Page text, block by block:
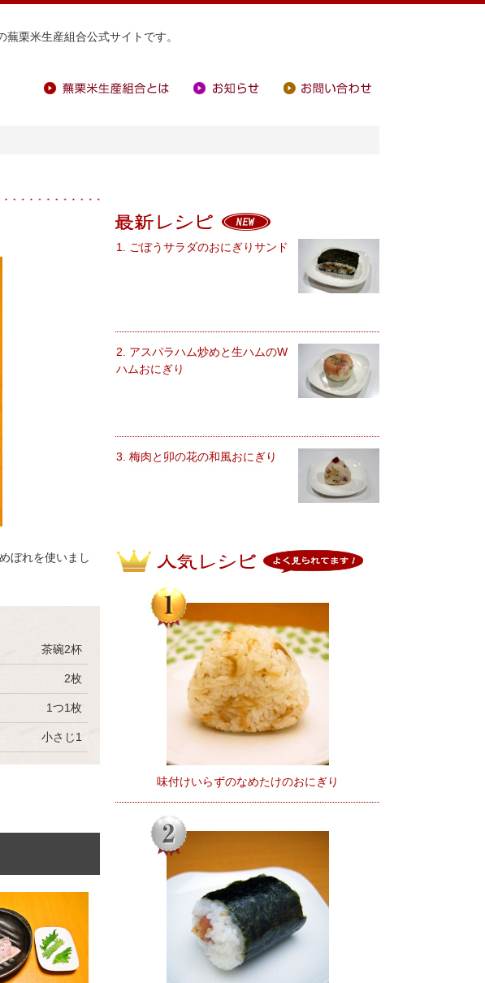
栗米生産組合公式サイトです。
ぼれを使いまし
茶碗2杯
2枚
1つ1枚
小さじ1
1. ごぼうサラダのおにぎりサンド
2. アスパラハム炒めと生ハムのW
ハムおにぎり
3. 梅肉と卯の花の和風おにぎり
人気レシピ よく見られてます！
味付けいらずのなめたけのおにぎり